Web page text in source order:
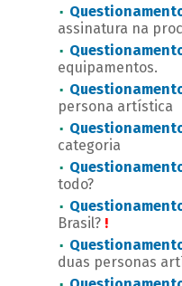
assinatura na
equipamentos.
persona artística
categoria
todo?
Brasil? !
duas personas